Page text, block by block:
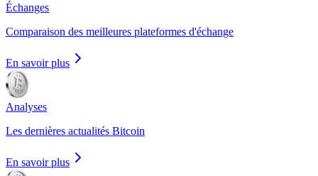
Échanges
Comparaison des meilleures plateformes d'échange
En savoir plus
Analyses
Les dernières actualités Bitcoin
En savoir plus